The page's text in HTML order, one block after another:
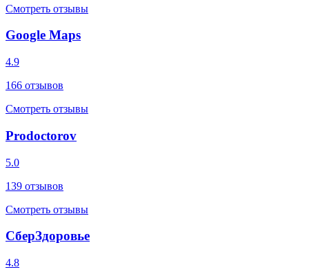
Смотреть отзывы
Google Maps
4.9
166 отзывов
Смотреть отзывы
Prodoctorov
5.0
139 отзывов
Смотреть отзывы
СберЗдоровье
4.8